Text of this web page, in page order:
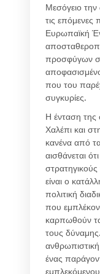
Μεσόγειο
τις επόμενες
Ευρωπαϊκή
προσφύγων
που του
συγκυρίες.
Η ένταση της
Χαλέπι και
κανένα από
αισθάνεται
είναι ο
πολιτική
που
καρπωθούν
τους
ανθρωπιστική
ένας